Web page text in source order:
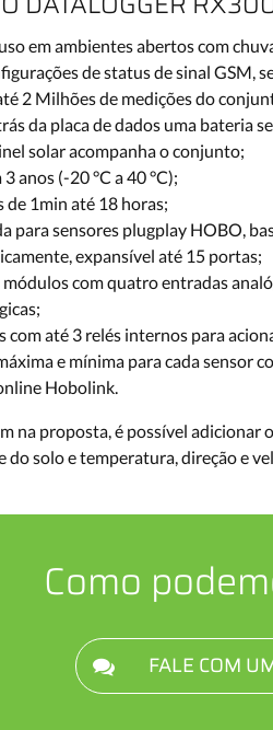
em ambientes abertos com
de status de sinal GSM,
2 Milhões de medições do
da placa de dados uma bateria
solar acompanha o conjunto;
anos (-20 °C a 40 °C);
de 1min até 18 horas;
para sensores plugplay HOBO,
expansível até 15 portas;
com quatro entradas
com até 3 relés internos para
e mínima para cada sensor
Hobolink.
na proposta, é possível
do solo e temperatura, direção e
Como
FALE COM